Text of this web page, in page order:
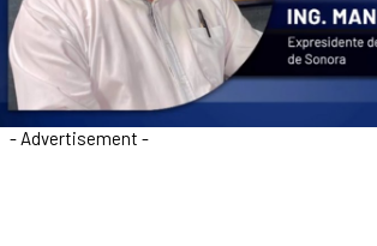
- Advertisement -